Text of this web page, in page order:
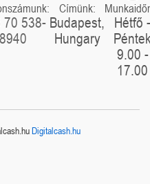
70 538-
8940
Címünk:
Budapest,
Hungary
Hétfő -
9.00 -
17.00
Digitalcash.hu